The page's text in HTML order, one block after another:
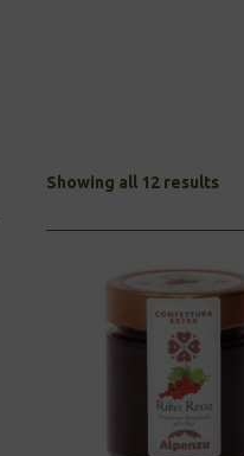
Showing all 12 results